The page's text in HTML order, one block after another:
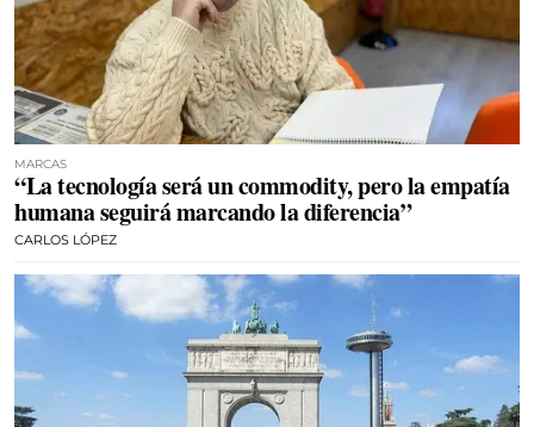
MARCAS
“La tecnología será un commodity, pero la empatía
humana seguirá marcando la diferencia”
CARLOS LÓPEZ